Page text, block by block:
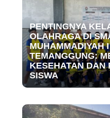
PENTINGNYA
OLAHRAGA DI
MUHAMMADIYAH I
TEMANGGUNG:
KESEHATAN DAN
SISWA